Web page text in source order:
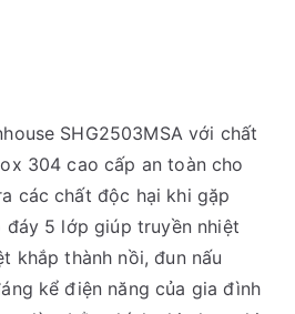
SHG2503MSA với chất
304 cao cấp an toàn cho
các chất độc hại khi gặp
đáy 5 lớp giúp truyền nhiệt
khắp thành nồi, đun nấu
kể điện năng của gia đình